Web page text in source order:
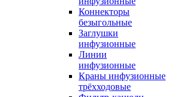
Коннекторы
безыгольные
Заглушки
инфузионные
Линии
инфузионные
Краны инфузионные
трёхходовые